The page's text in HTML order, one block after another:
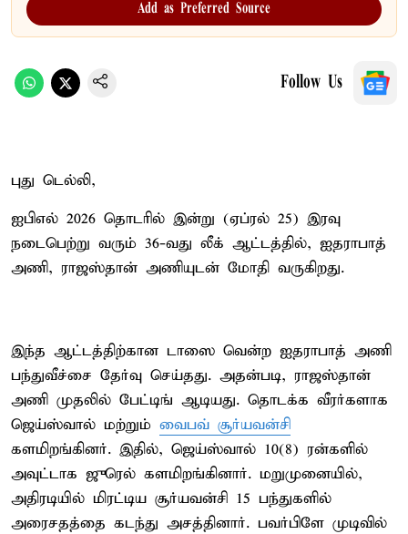
Add as Preferred Source
Follow Us
புது டெல்லி,
ஐபிஎல் 2026 தொடரில் இன்று (ஏப்ரல் 25) இரவு
நடைபெற்று வரும் 36-வது லீக் ஆட்டத்தில், ஐதராபாத்
அணி, ராஜஸ்தான் அணியுடன் மோதி வருகிறது.
இந்த ஆட்டத்திற்கான டாஸை வென்ற ஐதராபாத் அணி
பந்துவீச்சை தேர்வு செய்தது. அதன்படி, ராஜஸ்தான்
அணி முதலில் பேட்டிங் ஆடியது. தொடக்க வீரர்களாக
ஜெய்ஸ்வால் மற்றும் வைபவ் சூர்யவன்சி
களமிறங்கினர். இதில், ஜெய்ஸ்வால் 10(8) ரன்களில்
அவுட்டாக ஜுரெல் களமிறங்கினார். மறுமுனையில்,
அதிரடியில் மிரட்டிய சூர்யவன்சி 15 பந்துகளில்
அரைசதத்தை கடந்து அசத்தினார். பவர்பிளே முடிவில்